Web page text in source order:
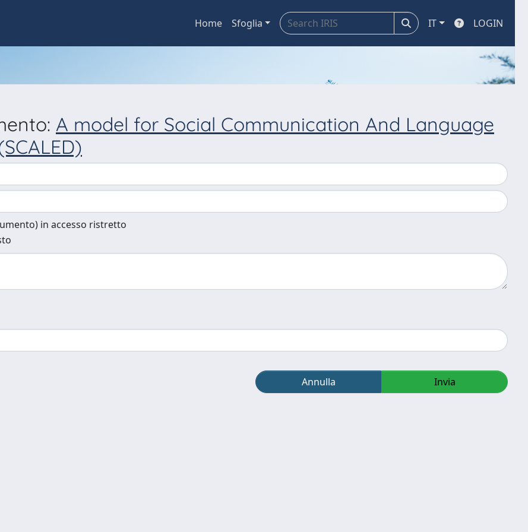
Home Sfoglia IT LOGIN
A model for Social Communication And Language
in accesso ristretto
Annulla Invia